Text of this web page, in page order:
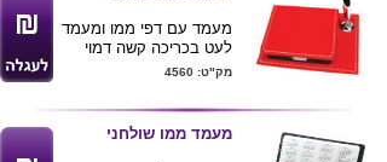
מעמד עם דפי ממו ומעמד
לעט בכריכה קשה דמוי
עור. בצבעים: אדום ושחור.
ס"מ
מק"ט: 4560
מעמד ממו שולחני